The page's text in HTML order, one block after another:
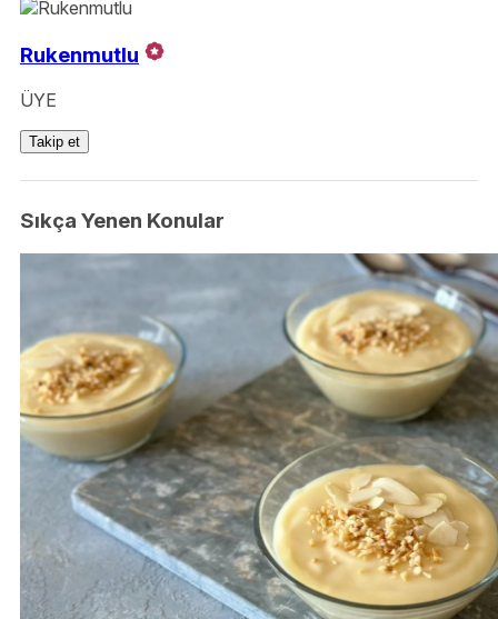
Rukenmutlu
ÜYE
Takip et
Sıkça Yenen Konular